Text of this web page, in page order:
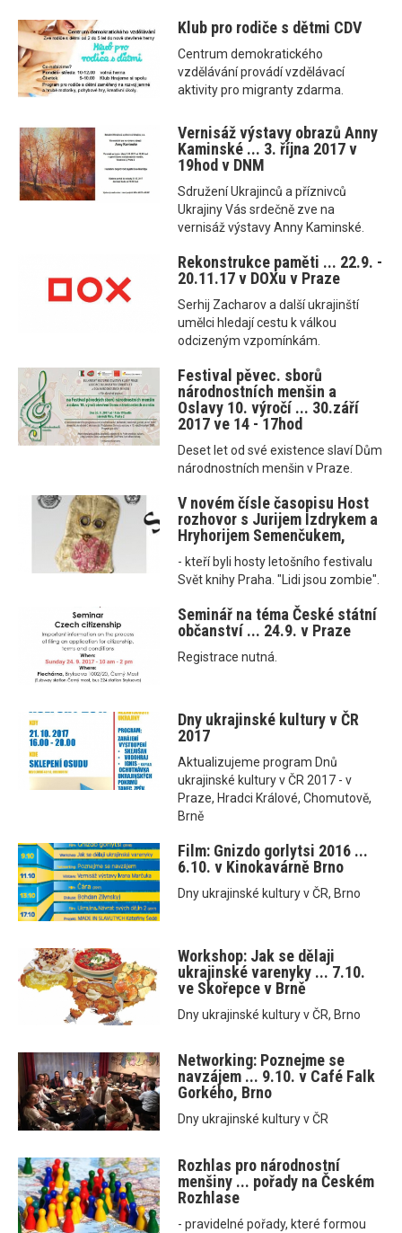
Klub pro rodiče s dětmi CDV
Centrum demokratického
vzdělávání provádí vzdělávací
aktivity pro migranty zdarma.
Vernisáž výstavy obrazů Anny
Kaminské ... 3. října 2017 v
19hod v DNM
Sdružení Ukrajinců a příznivců
Ukrajiny Vás srdečně zve na
vernisáž výstavy Anny Kaminské.
Rekonstrukce paměti ... 22.9. -
20.11.17 v DOXu v Praze
Serhij Zacharov a další ukrajinští
umělci hledají cestu k válkou
odcizeným vzpomínkám.
Festival pěvec. sborů
národnostních menšin a
Oslavy 10. výročí ... 30.září
2017 ve 14 - 17hod
Deset let od své existence slaví Dům
národnostních menšin v Praze.
V novém čísle časopisu Host
rozhovor s Jurijem Izdrykem a
Hryhorijem Semenčukem,
- kteří byli hosty letošního festivalu
Svět knihy Praha. "Lidi jsou zombie".
Seminář na téma České státní
občanství ... 24.9. v Praze
Registrace nutná.
Dny ukrajinské kultury v ČR
2017
Aktualizujeme program Dnů
ukrajinské kultury v ČR 2017 - v
Praze, Hradci Králové, Chomutově,
Brně
Film: Gnizdo gorlytsi 2016 ...
6.10. v Kinokavárně Brno
Dny ukrajinské kultury v ČR, Brno
Workshop: Jak se dělaji
ukrajinské varenyky ... 7.10.
ve Skořepce v Brně
Dny ukrajinské kultury v ČR, Brno
Networking: Poznejme se
navzájem ... 9.10. v Café Falk
Gorkého, Brno
Dny ukrajinské kultury v ČR
Rozhlas pro národnostní
menšiny ... pořady na Českém
Rozhlase
- pravidelné pořady, které formou